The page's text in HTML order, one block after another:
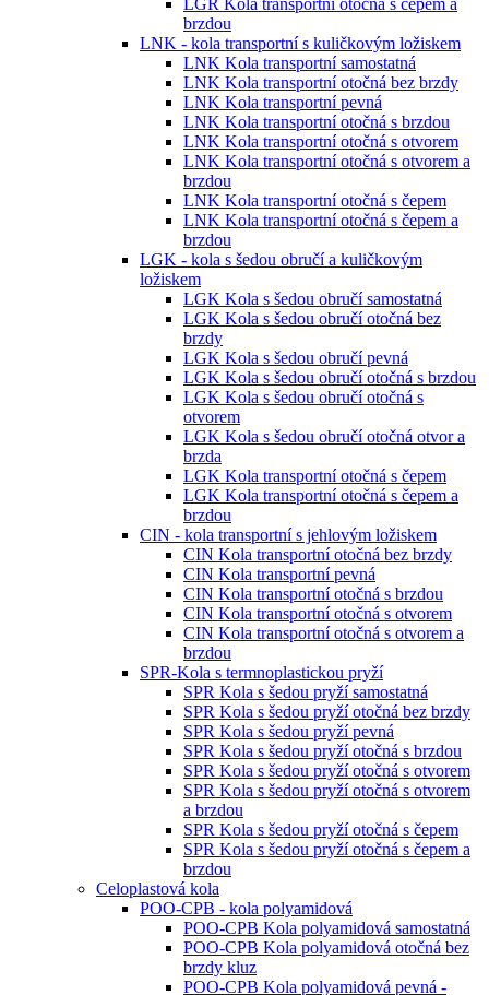
LGR Kola transportní otočná s čepem a
brzdou
LNK - kola transportní s kuličkovým ložiskem
LNK Kola transportní samostatná
LNK Kola transportní otočná bez brzdy
LNK Kola transportní pevná
LNK Kola transportní otočná s brzdou
LNK Kola transportní otočná s otvorem
LNK Kola transportní otočná s otvorem a
brzdou
LNK Kola transportní otočná s čepem
LNK Kola transportní otočná s čepem a
brzdou
LGK - kola s šedou obručí a kuličkovým
ložiskem
LGK Kola s šedou obručí samostatná
LGK Kola s šedou obručí otočná bez
brzdy
LGK Kola s šedou obručí pevná
LGK Kola s šedou obručí otočná s brzdou
LGK Kola s šedou obručí otočná s
otvorem
LGK Kola s šedou obručí otočná otvor a
brzda
LGK Kola transportní otočná s čepem
LGK Kola transportní otočná s čepem a
brzdou
CIN - kola transportní s jehlovým ložiskem
CIN Kola transportní otočná bez brzdy
CIN Kola transportní pevná
CIN Kola transportní otočná s brzdou
CIN Kola transportní otočná s otvorem
CIN Kola transportní otočná s otvorem a
brzdou
SPR-Kola s termnoplastickou pryží
SPR Kola s šedou pryží samostatná
SPR Kola s šedou pryží otočná bez brzdy
SPR Kola s šedou pryží pevná
SPR Kola s šedou pryží otočná s brzdou
SPR Kola s šedou pryží otočná s otvorem
SPR Kola s šedou pryží otočná s otvorem
a brzdou
SPR Kola s šedou pryží otočná s čepem
SPR Kola s šedou pryží otočná s čepem a
brzdou
Celoplastová kola
POO-CPB - kola polyamidová
POO-CPB Kola polyamidová samostatná
POO-CPB Kola polyamidová otočná bez
brzdy kluz
POO-CPB Kola polyamidová pevná -